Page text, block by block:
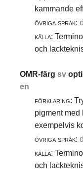
kammande
övriga språk:
källa:
och
OMR-färgsv
en
förklaring:
pigment med
exempelvis
övriga språk:
källa:
och